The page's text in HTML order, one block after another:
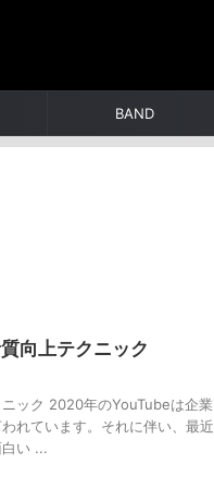
BAND
向上テクニック
ニック 2020年のYouTubeは企業
れています。それに伴い、最近
い ...